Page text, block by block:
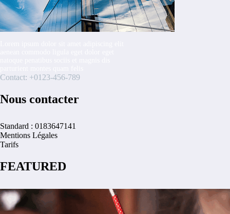
Contact: +0123-456-789
Nous contacter
Standard : 0183647141
Mentions Légales
Tarifs
FEATURED